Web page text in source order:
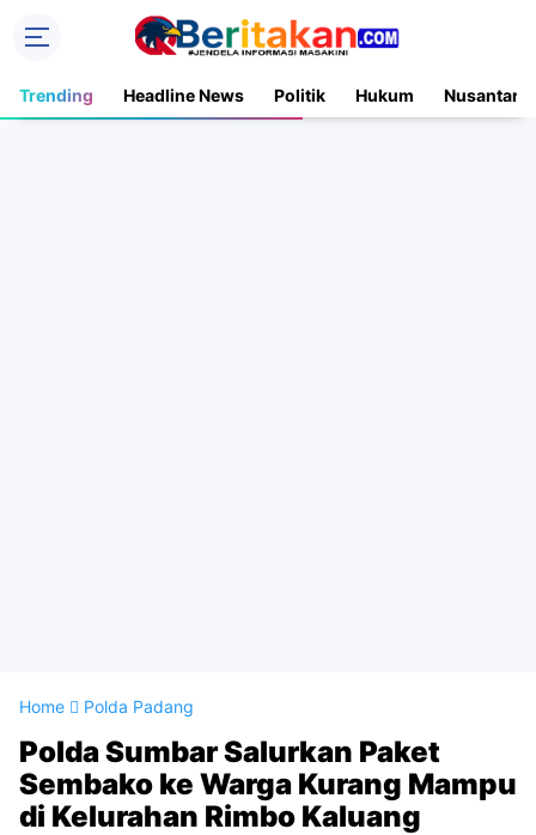
Trending Headline News Politik Hukum Nusantara
Home Polda Padang
Polda Sumbar Salurkan Paket
Sembako ke Warga Kurang Mampu
di Kelurahan Rimbo Kaluang